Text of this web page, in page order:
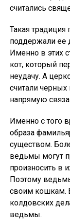
считались
Такая
поддержали ее
Именно в этих
кот, который
неудачу. А
считали
напрямую
Именно с того
образа
существом.
ведьмы могут
произносить в
Поэтому
своим кошкам.
колдовских
ведьмы.